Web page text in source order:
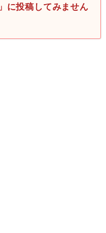
に投稿してみません